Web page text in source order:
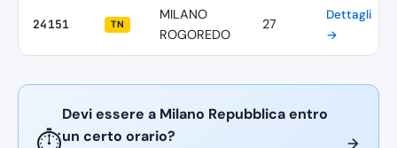
24151 TN
MILANO
ROGOREDO
27
Dettagli
→
Devi essere a Milano Repubblica entro
un certo orario?